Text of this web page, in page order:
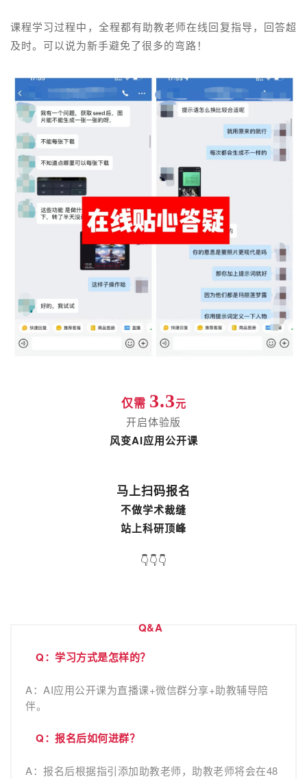
课程学习过程中，全程都有助教老师在线回复指导，回答超
及时。可以说为新手避免了很多的弯路！
仅需 3.3元
开启体验版
风变AI应用公开课
马上扫码报名
不做学术裁缝
站上科研顶峰
👇👇👇
Q&A
Q：学习方式是怎样的？
A：AI应用公开课为直播课+微信群分享+助教辅导陪
伴。
Q：报名后如何进群？
A：报名后根据指引添加助教老师，助教老师将会在48